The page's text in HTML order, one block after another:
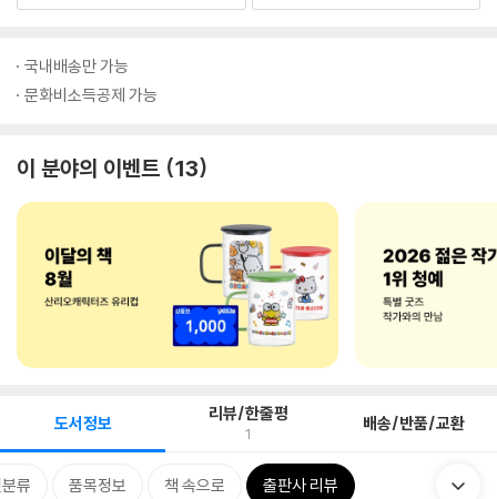
국내배송만 가능
문화비소득공제 가능
이 분야의 이벤트 13
도서정보 리뷰/한줄평
1 배송/반품/교환
류 품목정보 책 속으로 출판사 리뷰